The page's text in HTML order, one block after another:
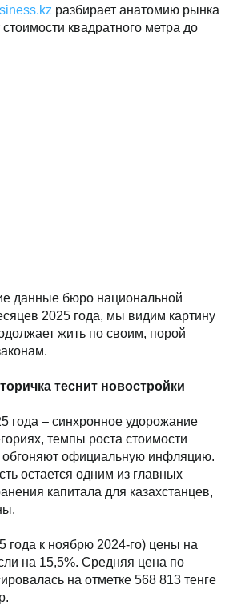
разбирает анатомию рынка
квадратного метра до
данные бюро национальной
2025 года, мы видим картину
жить по своим, порой
теснит новостройки
года – синхронное удорожание
темпы роста стоимости
обгоняют официальную инфляцию.
остается одним из главных
капитала для казахстанцев,
года к ноябрю 2024-го) цены на
на 15,5%. Средняя цена по
на отметке 568 813 тенге